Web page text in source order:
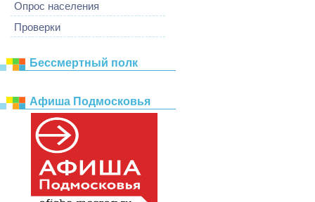
Опрос населения
Проверки
Бессмертный полк
Афиша Подмосковья